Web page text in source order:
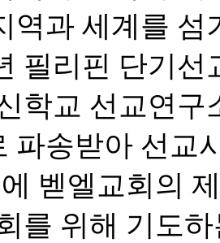
역과 세계를
필리핀 단기
학교 선교연구
파송받아 선교
벧엘교회의
를 위해 기도